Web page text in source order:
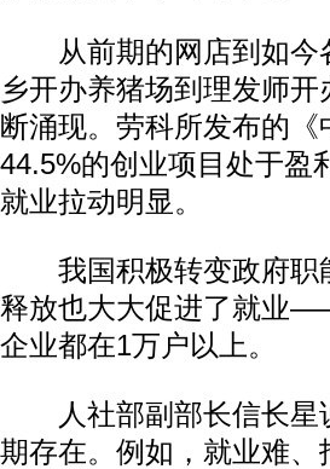
从前期的网店到如今
乡开办养猪场到理发师
断涌现。劳科所发布的
44.5%的创业项目处于盈
就业拉动明显。
我国积极转变政府职
释放也大大促进了就业
企业都在1万户以上。
人社部副部长信长星
期存在。例如，就业难